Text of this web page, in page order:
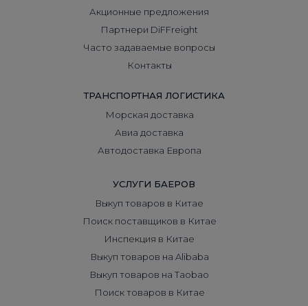
Акционные предложения
Партнери DiFFreight
Часто задаваемые вопросы
Контакты
ТРАНСПОРТНАЯ ЛОГИСТИКА
Морская доставка
Авиа доставка
Автодоставка Европа
УСЛУГИ БАЕРОВ
Выкуп товаров в Китае
Поиск поставщиков в Китае
Инспекция в Китае
Выкуп товаров на Alibaba
Выкуп товаров на Taobao
Поиск товаров в Китае